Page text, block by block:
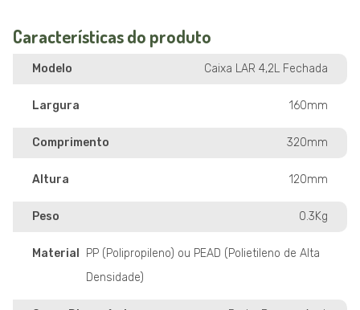
Características do produto
Modelo Caixa LAR 4,2L Fechada
Largura 160mm
Comprimento 320mm
Altura 120mm
Peso 0.3Kg
Material
PP (Polipropileno) ou PEAD (Polietileno de Alta
Densidade)